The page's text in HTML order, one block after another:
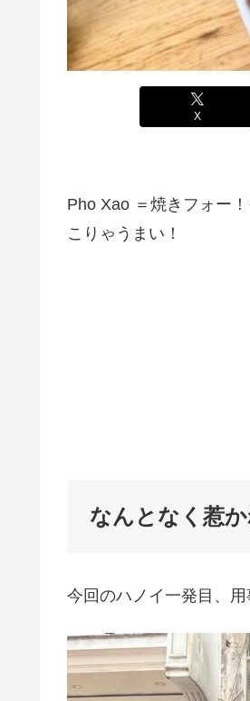
X
Pho Xao ＝焼きフォー
こりゃうまい！
なんとなく惹
今回のハノイ一発目、